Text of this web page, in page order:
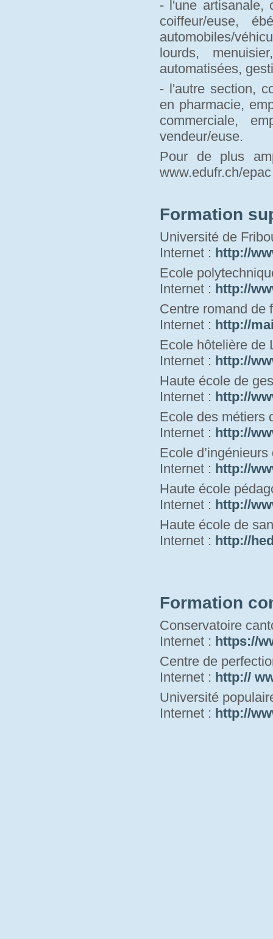
- l'une artisanale,
coiffeur/euse,
automobiles/
lourds,
automatisées,
- l'autre section,
en pharmacie,
commerciale,
vendeur/euse.
Pour de plus
www.edufr.ch/
Formation
Université de
Internet : http://
Ecole
Internet : http://
Centre romand de
Internet : http://
Ecole hôtelière de
Internet : http://
Haute école de
Internet : http://
Ecole des métiers
Internet : http://
Ecole
Internet : http://
Haute école
Internet : http://
Haute école de
Internet : http://
Formation
Conservatoire
Internet : https://
Centre de
Internet : http://
Université
Internet : http://